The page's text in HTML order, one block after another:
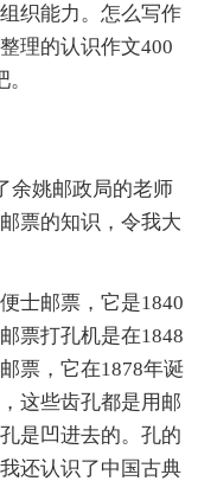
织能力。怎么写作
理的认识作文400
余姚邮政局的老师
票的知识，令我大
士邮票，它是1840
票打孔机是在1848
票，它在1878年诞
这些齿孔都是用邮
是凹进去的。孔的
还认识了中国古典